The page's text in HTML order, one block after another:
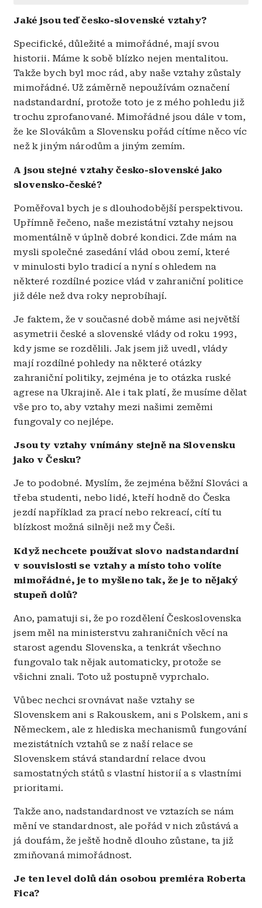
Jaké jsou teď česko-slovenské vztahy?
Specifické, důležité a mimořádné, mají svou
historii. Máme k sobě blízko nejen mentalitou.
Takže bych byl moc rád, aby naše vztahy zůstaly
mimořádné. Už záměrně nepoužívám označení
nadstandardní, protože toto je z mého pohledu již
trochu zprofanované. Mimořádné jsou dále v tom,
že ke Slovákům a Slovensku pořád cítíme něco víc
než k jiným národům a jiným zemím.
A jsou stejné vztahy česko-slovenské jako
slovensko-české?
Poměřoval bych je s dlouhodobější perspektivou.
Upřímně řečeno, naše mezistátní vztahy nejsou
momentálně v úplně dobré kondici. Zde mám na
mysli společné zasedání vlád obou zemí, které
v minulosti bylo tradicí a nyní s ohledem na
některé rozdílné pozice vlád v zahraniční politice
již déle než dva roky neprobíhají.
Je faktem, že v současné době máme asi největší
asymetrii české a slovenské vlády od roku 1993,
kdy jsme se rozdělili. Jak jsem již uvedl, vlády
mají rozdílné pohledy na některé otázky
zahraniční politiky, zejména je to otázka ruské
agrese na Ukrajině. Ale i tak platí, že musíme dělat
vše pro to, aby vztahy mezi našimi zeměmi
fungovaly co nejlépe.
Jsou ty vztahy vnímány stejně na Slovensku
jako v Česku?
Je to podobné. Myslím, že zejména běžní Slováci a
třeba studenti, nebo lidé, kteří hodně do Česka
jezdí například za prací nebo rekreací, cítí tu
blízkost možná silněji než my Češi.
Když nechcete používat slovo nadstandardní
v souvislosti se vztahy a místo toho volíte
mimořádné, je to myšleno tak, že je to nějaký
stupeň dolů?
Ano, pamatuji si, že po rozdělení Československa
jsem měl na ministerstvu zahraničních věcí na
starost agendu Slovenska, a tenkrát všechno
fungovalo tak nějak automaticky, protože se
všichni znali. Toto už postupně vyprchalo.
Vůbec nechci srovnávat naše vztahy se
Slovenskem ani s Rakouskem, ani s Polskem, ani s
Německem, ale z hlediska mechanismů fungování
mezistátních vztahů se z naší relace se
Slovenskem stává standardní relace dvou
samostatných států s vlastní historií a s vlastními
prioritami.
Takže ano, nadstandardnost ve vztazích se nám
mění ve standardnost, ale pořád v nich zůstává a
já doufám, že ještě hodně dlouho zůstane, ta již
zmiňovaná mimořádnost.
Je ten level dolů dán osobou premiéra Roberta
Fica?